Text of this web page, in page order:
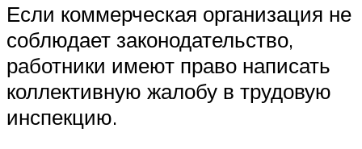
Если коммерческая организация не
соблюдает законодательство,
работники имеют право написать
коллективную жалобу в трудовую
инспекцию.